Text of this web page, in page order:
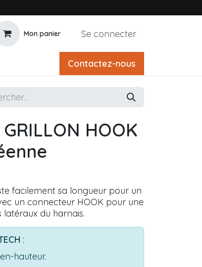
Mon panier Se connecter
Contactez-nous
HOOK
facilement sa longueur pour un
un connecteur HOOK pour une
latéraux du harnais.
:
hauteur.